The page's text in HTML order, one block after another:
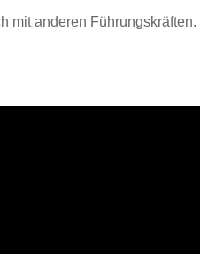
mit anderen Führungskräften.